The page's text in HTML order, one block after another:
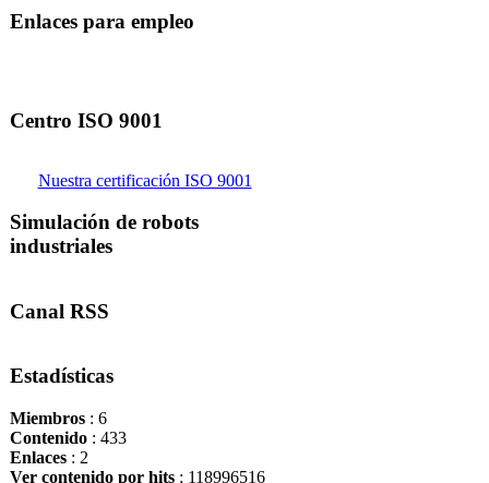
Enlaces para empleo
Centro ISO 9001
Nuestra certificación ISO 9001
Simulación de robots
industriales
Canal RSS
Estadísticas
Miembros: 6
Contenido: 433
Enlaces: 2
Ver contenido por hits: 118996516